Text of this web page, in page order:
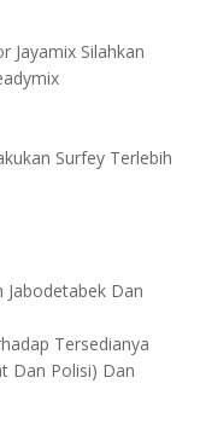
Jayamix Silahkan
Surfey Terlebih
Dan
Tersedianya
Dan Polisi) Dan